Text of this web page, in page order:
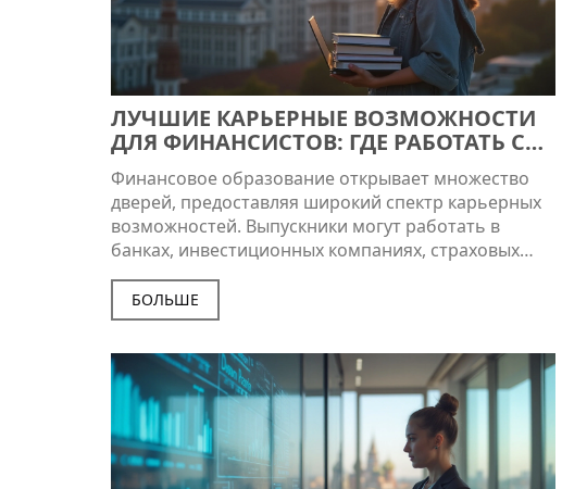
ЛУЧШИЕ КАРЬЕРНЫЕ ВОЗМОЖНОСТИ
ДЛЯ ФИНАНСИСТОВ: ГДЕ РАБОТАТЬ С
ДИПЛОМОМ
Финансовое образование открывает множество
дверей, предоставляя широкий спектр карьерных
возможностей. Выпускники могут работать в
банках, инвестиционных компаниях, страховых
организациях или консалтинговых фирмах. Чтобы
сделать правильный выбор, важно учитывать
личные интересы и сильные стороны, а также
области. Анализ трудового рынка и понимание,
какие навыки востребованы, помогут повысить
шансы на успешную карьеру. В статье
обсуждаются советы и интересные факты о том,
где можно применить знания, полученные на
БОЛЬШЕ